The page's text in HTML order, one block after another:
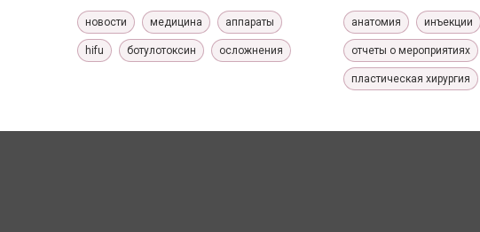
новости медицина аппараты
hifu ботулотоксин осложнения
анатомия инъекции
отчеты о мероприятиях
пластическая хирургия